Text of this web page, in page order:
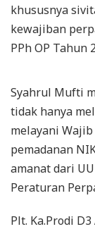
khususnya
kewajiban
PPh OP Tahun
Syahrul Mufti
tidak hanya
melayani
pemadanan
amanat dari
Peraturan
Plt. Ka.Prodi